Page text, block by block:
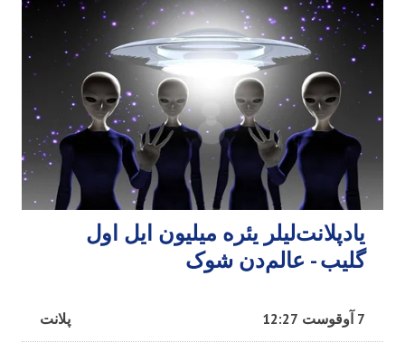
یادپلانت‌لیلر یئره میلیون ایل اول
گلیب - عالم‌دن شوک
پلانت 7 آوقوست 12:27